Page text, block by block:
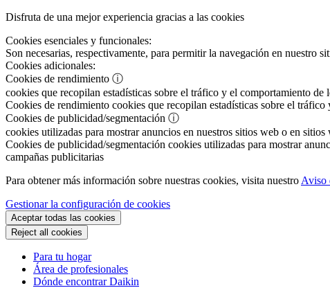
Disfruta de una mejor experiencia gracias a las cookies
Cookies esenciales y funcionales:
Son necesarias, respectivamente, para permitir la navegación en
Cookies adicionales:
Cookies de rendimiento ⓘ
cookies que recopilan estadísticas sobre el tráfico y el comportamiento de
Cookies de rendimiento cookies que recopilan estadísticas sobre el
Cookies de publicidad/segmentación ⓘ
cookies utilizadas para mostrar anuncios en nuestros sitios web o en
Cookies de publicidad/segmentación cookies utilizadas para mostrar
campañas publicitarias
Para obtener más información sobre nuestras cookies, visita nuestro Aviso
Gestionar la configuración de cookies
Aceptar todas las cookies
Reject all cookies
Para tu hogar
Área de profesionales
Dónde encontrar Daikin